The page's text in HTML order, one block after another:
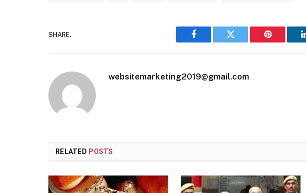
SHARE.
Facebook Twitter Pinterest
websitemarketing2019@gmail.com
RELATED POSTS